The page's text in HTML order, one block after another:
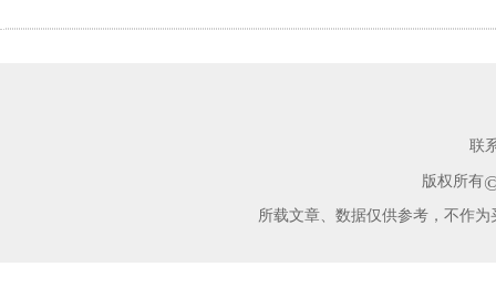
联
版权所有
所载文章、数据仅供参考，不作